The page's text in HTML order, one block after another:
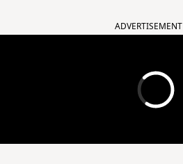
ADVERTISEMENT